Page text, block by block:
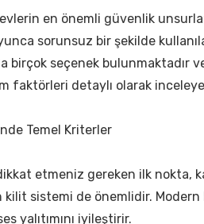
evlerin en önemli güvenlik
sorunsuz bir şekilde
birçok seçenek bulunmaktadır
faktörleri detaylı olarak
Temel Kriterler
etmeniz gereken ilk nokta,
kilit sistemi de önemlidir.
yalıtımını iyileştirir.